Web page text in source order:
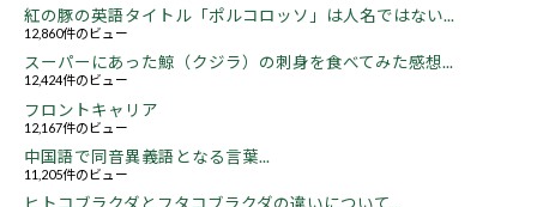
紅の豚の英語タイトル「ポルコロッソ」は人名ではない...
12,860件のビュー
スーパーにあった鯨（クジラ）の刺身を食べてみた感想...
12,424件のビュー
フロントキャリア
12,167件のビュー
中国語で同音異義語となる言葉...
11,205件のビュー
ヒトコブラクダとフタコブラクダの違いについて...